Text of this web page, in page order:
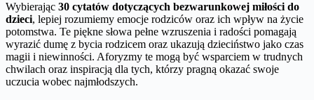
Wybierając 30 cytatów dotyczących bezwarunkowej miłości do
dzieci, lepiej rozumiemy emocje rodziców oraz ich wpływ na życie
potomstwa. Te piękne słowa pełne wzruszenia i radości pomagają
wyrazić dumę z bycia rodzicem oraz ukazują dzieciństwo jako czas
magii i niewinności. Aforyzmy te mogą być wsparciem w trudnych
chwilach oraz inspiracją dla tych, którzy pragną okazać swoje
uczucia wobec najmłodszych.